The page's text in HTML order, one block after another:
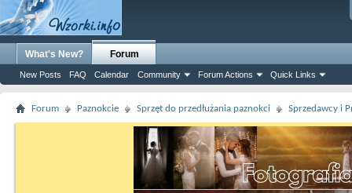
What's New? Forum
New Posts FAQ Calendar Community Forum Actions Quick Links
Forum Paznokcie Sprzęt do przedłużania paznokci Sprzedawcy i